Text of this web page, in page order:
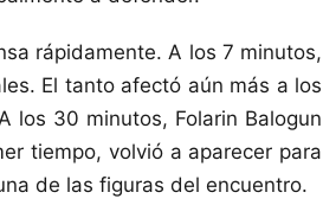
rápidamente. A los 7 minutos,
El tanto afectó aún más a los
los 30 minutos, Folarin Balogun
tiempo, volvió a aparecer para
de las figuras del encuentro.